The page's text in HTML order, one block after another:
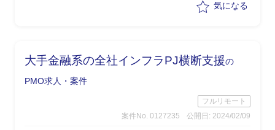
気になる
大手金融系の全社インフラPJ横断支援の
PMO求人・案件
フルリモート
案件No. 0127235
公開日: 2024/02/09